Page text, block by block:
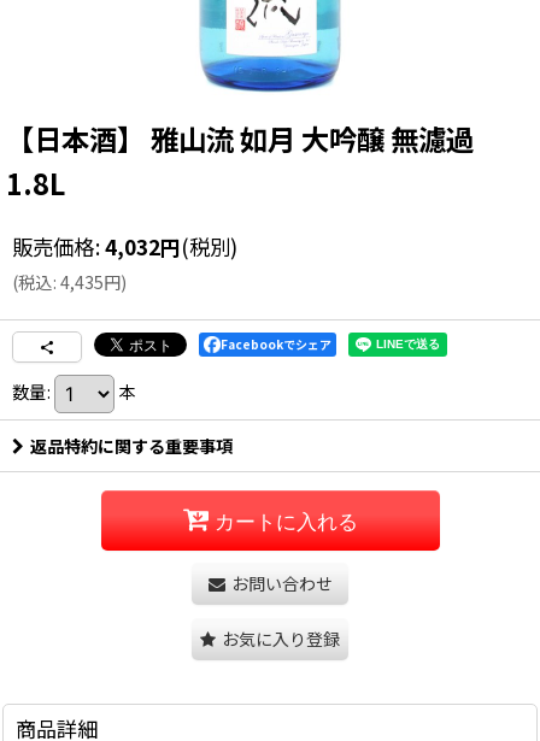
【日本酒】 雅山流 如月 大吟醸 無濾過
1.8L
販売価格:4,032円(税別)
(税込: 4,435円)
Facebookでシェア
数量: 本
返品特約に関する重要事項
カートに入れる
お問い合わせ
お気に入り登録
商品詳細